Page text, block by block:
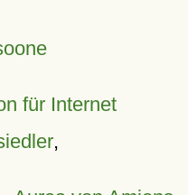
für Internet
,